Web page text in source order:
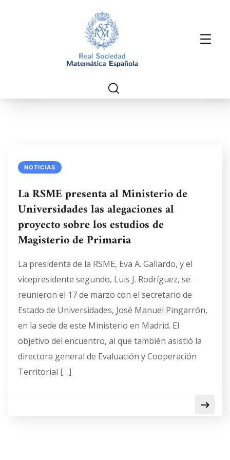
NOTICIAS
La RSME presenta al Ministerio de
Universidades las alegaciones al
proyecto sobre los estudios de
Magisterio de Primaria
La presidenta de la RSME, Eva A. Gallardo, y el
vicepresidente segundo, Luis J. Rodríguez, se
reunieron el 17 de marzo con el secretario de
Estado de Universidades, José Manuel Pingarrón,
en la sede de este Ministerio en Madrid. El
objetivo del encuentro, al que también asistió la
directora general de Evaluación y Cooperación
Territorial […]